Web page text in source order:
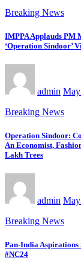
Breaking News
IMPPA Applauds PM
‘Operation Sindoor’
admin
Breaking News
Operation Sindoor:
An Economist,
Lakh Trees
admin
Breaking News
Pan-India Aspirations
#NC24